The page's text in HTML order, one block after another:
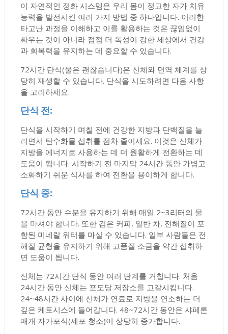
이 자연적인 정화 시스템은 우리 몸이 정교한 자가 치유
능력을 발전시킨 여러 가지 방법 중 하나입니다. 이러한
타고난 과정을 이해하고 이를 활용하는 것은 끊임없이
싸우는 것이 아니라 점점 더 독성이 강한 세상에서 건강
과 회복력을 유지하는 데 중요할 수 있습니다.
72시간 단식(물은 괜찮습니다)은 신체와 면역 체계를 상
당히 재생할 수 있습니다. 단식을 시도하려면 다음 사항
을 고려하세요.
단식 전:
단식을 시작하기 며칠 전에 건강한 지방과 단백질을 늘
리면서 탄수화물 섭취를 점차 줄이세요. 이것은 신체가
지방을 에너지로 사용하는 데 더 원활하게 전환하는 데
도움이 됩니다. 시작하기 전 마지막 24시간 동안 가볍고
소화하기 쉬운 식사를 하여 전환을 용이하게 합니다.
단식 중:
72시간 동안 수분을 유지하기 위해 매일 2~3리터의 물
을 마셔야 합니다. 또한 검은 커피, 일반 차, 전해질이 포
함된 미네랄 워터를 마실 수 있습니다. 일부 사람들은 전
해질 균형을 유지하기 위해 고품질 소금을 약간 섭취하
면 도움이 됩니다.
신체는 72시간 단식 동안 여러 단계를 거칩니다. 처음
24시간 동안 신체는 포도당 저장소를 고갈시킵니다.
24~48시간 사이에 신체가 연료로 지방을 연소하는 더
깊은 케토시스에 들어갑니다. 48~72시간 동안은 샤페론
매개 자가포식(세포 청소)이 상당히 증가합니다.